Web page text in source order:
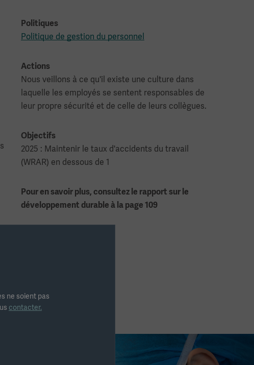
Politiques
Politique de gestion du personnel
Actions
Nous veillons à ce qu'il existe une culture dans
laquelle les employés se sentent responsables de
leur propre sécurité et de celle de leurs collègues.
Objectifs
2025 : Maintenir le taux d'accidents du travail
(WRAR) en dessous de 1
Pour en savoir plus, consultez le rapport sur le
développement durable à la page 109
ne soient pas
contacter.